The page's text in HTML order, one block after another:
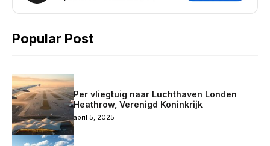
Popular Post
Per vliegtuig naar Luchthaven Londen
Heathrow, Verenigd Koninkrijk
april 5, 2025